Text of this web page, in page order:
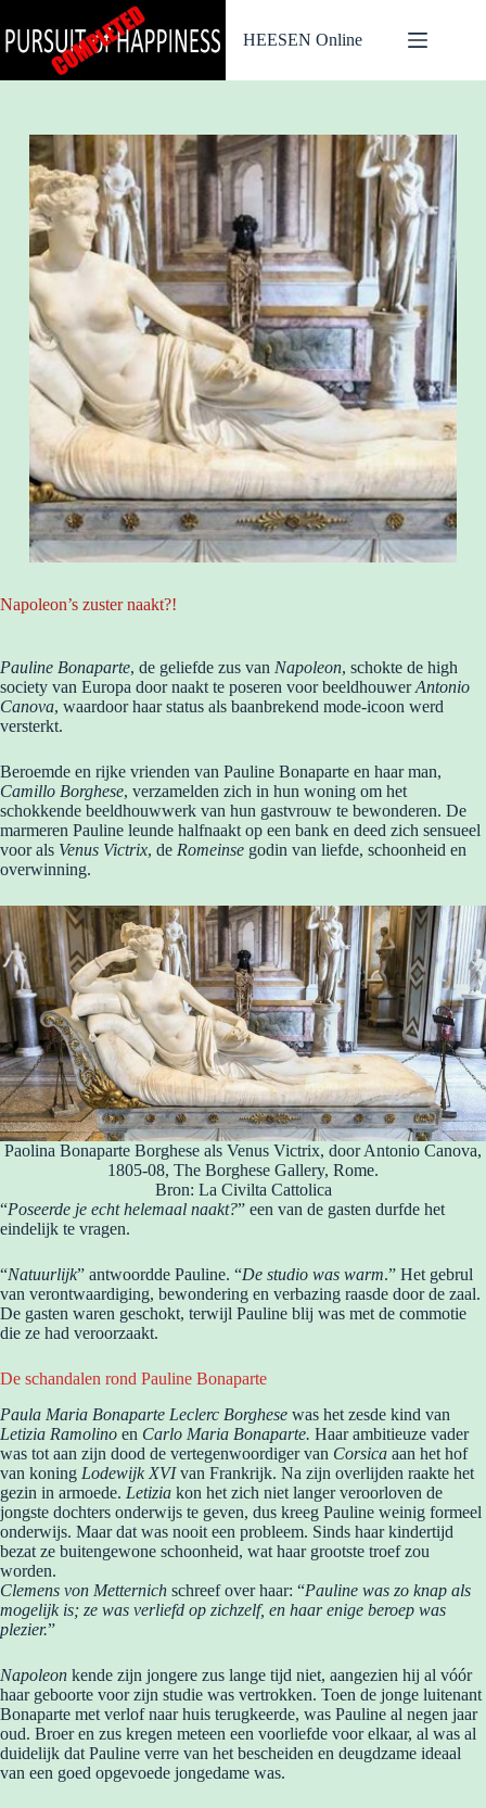
naar
de
HEESEN Online
Napoleon’s zuster naakt?!
Pauline Bonaparte, de geliefde zus van Napoleon, schokte de high
society van Europa door naakt te poseren voor beeldhouwerAntonio
Canova, waardoor haar status als baanbrekend mode-icoon werd
versterkt.
Beroemde en rijke vrienden van Pauline Bonaparte en haar man,
Camillo Borghese, verzamelden zich in hun woning om het
schokkende beeldhouwwerk van hun gastvrouw te bewonderen. De
marmeren Pauline leunde halfnaakt op een bank en deed zich sensueel
voor als Venus Victrix, de Romeinse godin van liefde, schoonheid en
overwinning.
Paolina Bonaparte Borghese als Venus Victrix, door Antonio Canova,
1805-08, The Borghese Gallery, Rome.
Bron: La Civilta Cattolica
“Poseerde je echt helemaal naakt?” een van de gasten durfde het
eindelijk te vragen.
“Natuurlijk” antwoordde Pauline. “De studio was warm.” Het gebrul
van verontwaardiging, bewondering en verbazing raasde door de zaal.
De gasten waren geschokt, terwijl Pauline blij was met de commotie
die ze had veroorzaakt.
De schandalen rond Pauline Bonaparte
Paula Maria Bonaparte Leclerc Borghese was het zesde kind van
Letizia Ramolino en Carlo Maria Bonaparte. Haar ambitieuze vader
was tot aan zijn dood de vertegenwoordiger van Corsica aan het hof
van koning Lodewijk XVIvan Frankrijk. Na zijn overlijden raakte het
gezin in armoede. Letizia kon het zich niet langer veroorloven de
jongste dochters onderwijs te geven, dus kreeg Pauline weinig formeel
onderwijs. Maar dat was nooit een probleem. Sinds haar kindertijd
bezat ze buitengewone schoonheid, wat haar grootste troef zou
worden.
Clemens von Metternich schreef over haar: “Pauline was zo knap als
mogelijk is; ze was verliefd op zichzelf, en haar enige beroep was
plezier.”
Napoleon kende zijn jongere zus lange tijd niet, aangezien hij al vóór
haar geboorte voor zijn studie was vertrokken. Toen de jonge luitenant
Bonaparte met verlof naar huis terugkeerde, was Pauline al negen jaar
oud. Broer en zus kregen meteen een voorliefde voor elkaar, al was al
duidelijk dat Pauline verre van het bescheiden en deugdzame ideaal
van een goed opgevoede jongedame was.